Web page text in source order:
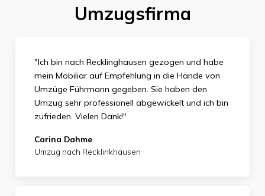
Umzugsfirma
"Ich bin nach Recklinghausen gezogen und habe
mein Mobiliar auf Empfehlung in die Hände von
Umzüge Führmann gegeben. Sie haben den
Umzug sehr professionell abgewickelt und ich bin
zufrieden. Vielen Dank!"
Carina Dahme
Umzug nach Recklinkhausen